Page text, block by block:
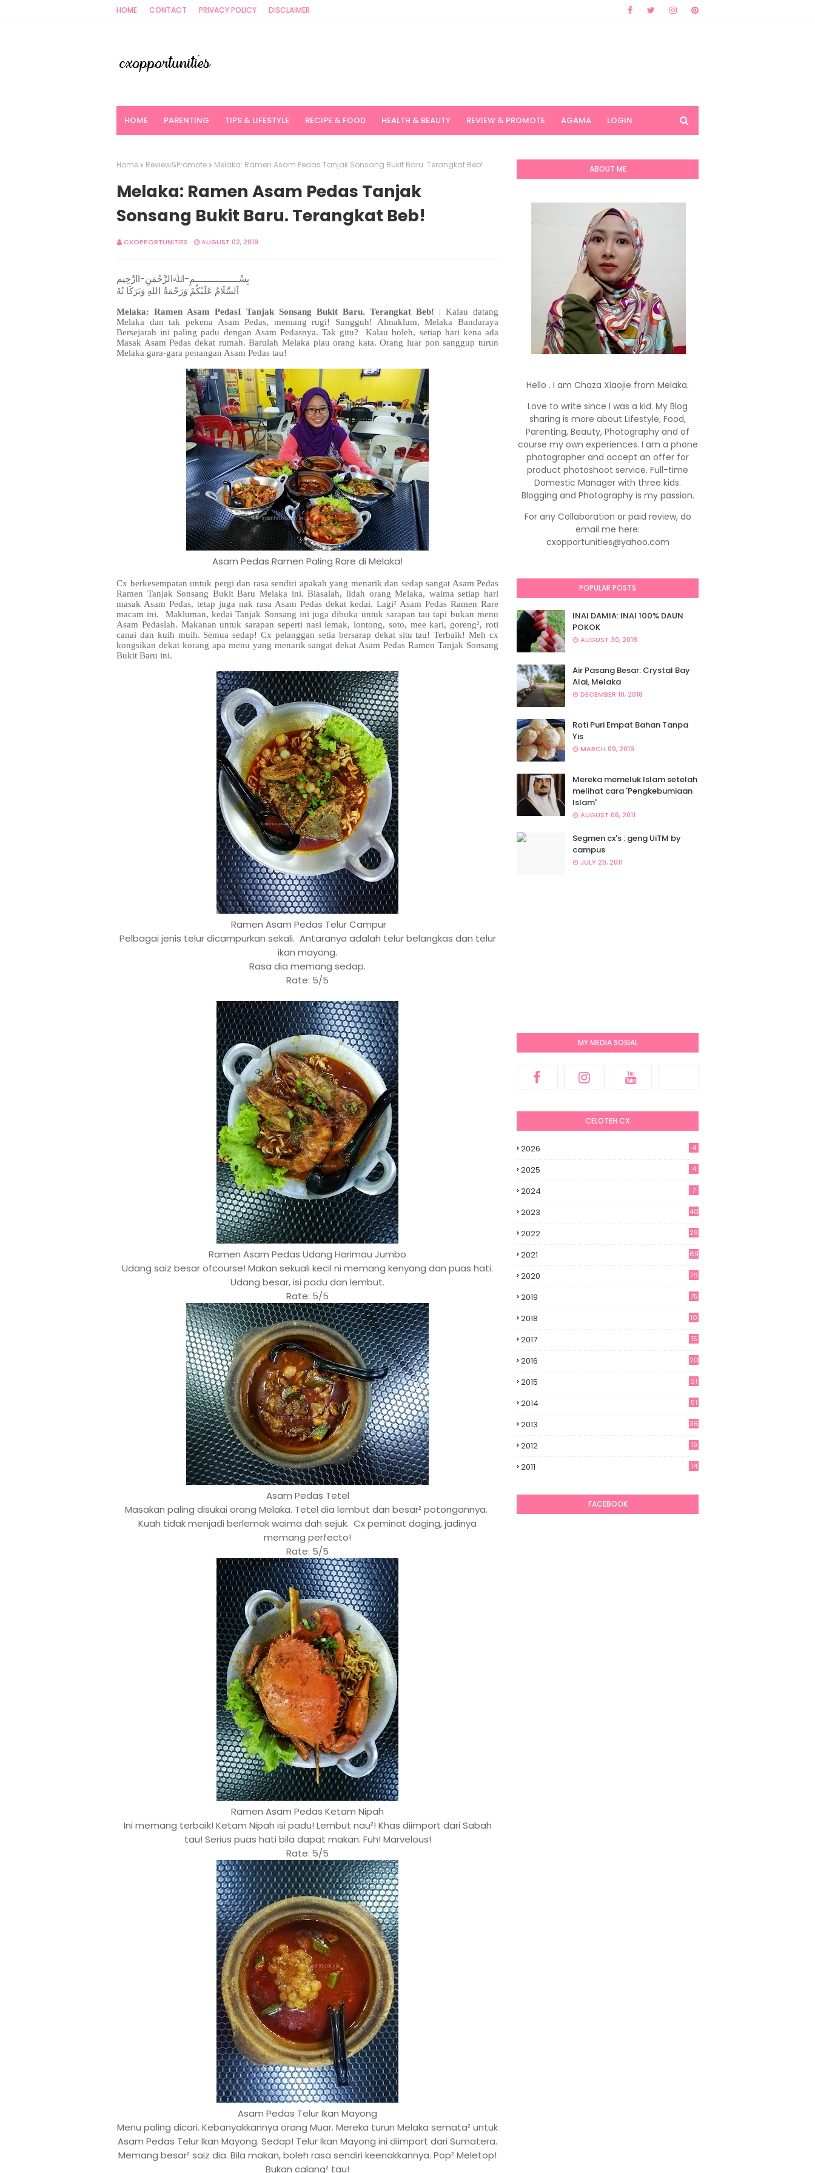
HOME CONTACT PRIVACY POLICY DISCLAIMER
HOME PARENTING TIPS & LIFESTYLE RECIPE & FOOD HEALTH & BEAUTY REVIEW & PROMOTE AGAMA LOGIN
Home Review&Promote Melaka: Ramen Asam Pedas Tanjak Sonsang Bukit Baru. Terangkat Beb!
Melaka: Ramen Asam Pedas Tanjak
Sonsang Bukit Baru. Terangkat Beb!
CXOPPORTUNITIES AUGUST 02, 2019
بِسْــــــــــــــــــمِ-اﷲِالرَّحْمَنِ-اارَّحِيم
اَلسَّلَامُ عَلَيْكُمْ وَرَحْمَةُ اللهِ وَبَرَكَا تُهُ
Melaka: Ramen Asam PedasI Tanjak Sonsang Bukit Baru. Terangkat Beb! | Kalau datang
Melaka dan tak pekena Asam Pedas, memang rugi! Sungguh! Almaklum, Melaka Bandaraya
Bersejarah ini paling padu dengan Asam Pedasnya. Tak gitu? Kalau boleh, setiap hari kena ada
Masak Asam Pedas dekat rumah. Barulah Melaka piau orang kata. Orang luar pon sanggup turun
Melaka gara-gara penangan Asam Pedas tau!
Asam Pedas Ramen Paling Rare di Melaka!
Cx berkesempatan untuk pergi dan rasa sendiri apakah yang menarik dan sedap sangat Asam Pedas
Ramen Tanjak Sonsang Bukit Baru Melaka ini. Biasalah, lidah orang Melaka, waima setiap hari
masak Asam Pedas, tetap juga nak rasa Asam Pedas dekat kedai. Lagi² Asam Pedas Ramen Rare
macam ini. Makluman, kedai Tanjak Sonsang ini juga dibuka untuk sarapan tau tapi bukan menu
Asam Pedaslah. Makanan untuk sarapan seperti nasi lemak, lontong, soto, mee kari, goreng², roti
canai dan kuih muih. Semua sedap! Cx pelanggan setia bersarap dekat situ tau! Terbaik! Meh cx
kongsikan dekat korang apa menu yang menarik sangat dekat Asam Pedas Ramen Tanjak Sonsang
Bukit Baru ini.
Ramen Asam Pedas Telur Campur
Pelbagai jenis telur dicampurkan sekali. Antaranya adalah telur belangkas dan telur
ikan mayong.
Rasa dia memang sedap.
Rate: 5/5
Ramen Asam Pedas Udang Harimau Jumbo
Udang saiz besar ofcourse! Makan sekuali kecil ni memang kenyang dan puas hati.
Udang besar, isi padu dan lembut.
Rate: 5/5
Asam Pedas Tetel
Masakan paling disukai orang Melaka. Tetel dia lembut dan besar² potongannya.
Kuah tidak menjadi berlemak waima dah sejuk. Cx peminat daging, jadinya
memang perfecto!
Rate: 5/5
Ramen Asam Pedas Ketam Nipah
Ini memang terbaik! Ketam Nipah isi padu! Lembut nau²! Khas diimport dari Sabah
tau! Serius puas hati bila dapat makan. Fuh! Marvelous!
Rate: 5/5
Asam Pedas Telur Ikan Mayong
Menu paling dicari. Kebanyakkannya orang Muar. Mereka turun Melaka semata² untuk
Asam Pedas Telur Ikan Mayong. Sedap! Telur Ikan Mayong ini diimport dari Sumatera.
Memang besar² saiz dia. Bila makan, boleh rasa sendiri keenakkannya. Pop² Meletop!
Bukan calang² tau!
ABOUT ME
Hello . I am Chaza Xiaojie from Melaka.
Love to write since I was a kid. My Blog
sharing is more about Lifestyle, Food,
Parenting, Beauty, Photography and of
course my own experiences. I am a phone
photographer and accept an offer for
product photoshoot service. Full-time
Domestic Manager with three kids.
Blogging and Photography is my passion.
For any Collaboration or paid review, do
email me here:
cxopportunities@yahoo.com
POPULAR POSTS
INAI DAMIA: INAI 100% DAUN
POKOK
AUGUST 30, 2018
Air Pasang Besar: Crystal Bay
Alai, Melaka
DECEMBER 10, 2018
Roti Puri Empat Bahan Tanpa
Yis
MARCH 09, 2019
Mereka memeluk Islam setelah
melihat cara 'Pengkebumiaan
Islam'
AUGUST 06, 2011
Segmen cx's : geng UiTM by
campus
JULY 20, 2011
MY MEDIA SOSIAL
CELOTEH CX
2026 4
2025 4
2024 7
2023 40
2022 29
2021 69
2020 76
2019 75
2018 10
2017 15
2016 20
2015 21
2014 51
2013 36
2012
19
2011
14
FACEBOOK